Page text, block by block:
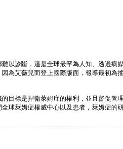
以診斷，這是全球最罕為人知、透過病
為艾薇兒而登上國際版面，報導最初為
目標是捍衛萊姆症的權利，並且督促管
球萊姆症權威中心以及患者，萊姆症的